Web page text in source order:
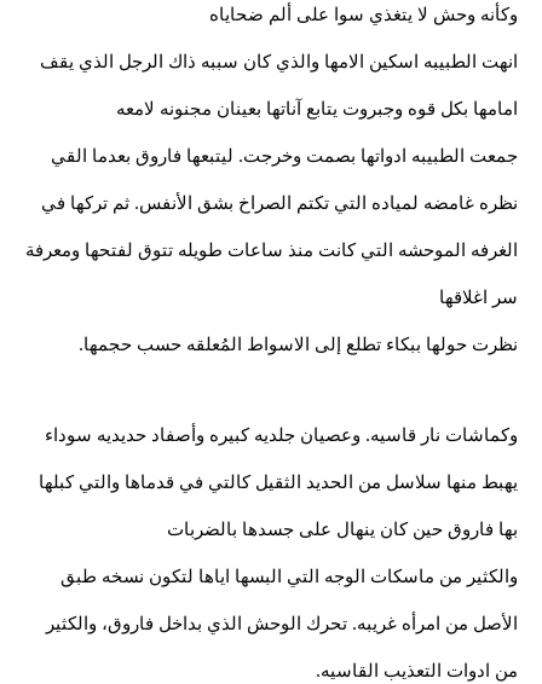
وكأنه وحش لا يتغذي سوا على ألم ضحاياه
انهت الطبيبه اسكين الامها والذي كان سببه ذاك الرجل الذي يقف
امامها بكل قوه وجبروت يتابع آناتها بعينان مجنونه لامعه
جمعت الطبيبه ادواتها بصمت وخرجت. ليتبعها فاروق بعدما القي
نظره غامضه لمياده التي تكتم الصراخ بشق الأنفس. ثم تركها في
الغرفه الموحشه التي كانت منذ ساعات طويله تتوق لفتحها ومعرفة
سر اغلاقها
نظرت حولها ببكاء تطلع إلى الاسواط المُعلقه حسب حجمها.
وكماشات نار قاسيه. وعصيان جلديه كبيره وأصفاد حديديه سوداء
يهبط منها سلاسل من الحديد الثقيل كالتي في قدماها والتي كبلها
بها فاروق حين كان ينهال على جسدها بالضربات
والكثير من ماسكات الوجه التي البسها اياها لتكون نسخه طبق
الأصل من امرأه غريبه. تحرك الوحش الذي بداخل فاروق، والكثير
من ادوات التعذيب القاسيه.